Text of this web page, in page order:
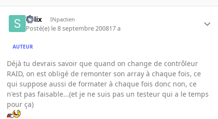
Solix INpactien
Posté(e) le 8 septembre 200817 a
AUTEUR
Déjà tu devrais savoir que quand on change de contrôleur
RAID, on est obligé de remonter son array à chaque fois, ce
qui suppose aussi de formater à chaque fois donc non, ce
n'est pas faisable...(et je ne suis pas un testeur qui a le temps
pour ça)